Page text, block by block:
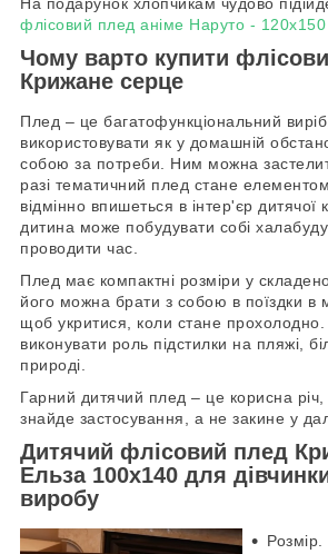
На подарунок хлопчикам чудово
флісовий плед аніме Наруто -
Чому варто купити
Крижане серце
Плед – це багатофункціональний
використовувати як у домашній
собою за потреби. Ним можна
разі тематичний плед стане
відмінно впишеться в інтер'єр дитячої
дитина може побудувати собі
проводити час.
Плед має компактні розміри у
його можна брати з собою в поїздки в
щоб укритися, коли стане
виконувати роль підстилки на пляжі,
природі.
Гарний дитячий плед – це корисна річ,
знайде застосування, а не закине у
Дитячий флісовий плед
Ельза 100х140 для
виробу